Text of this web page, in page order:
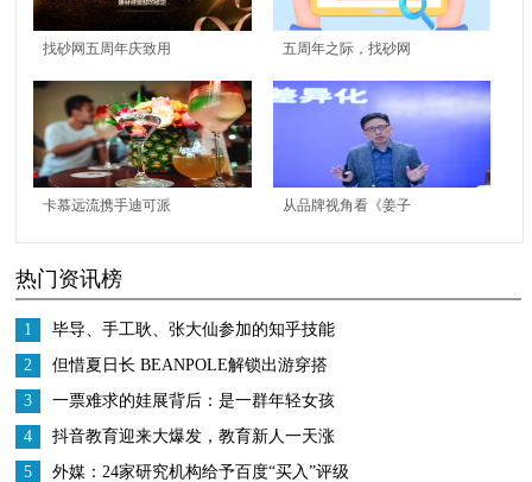
找砂网五周年庆致用
户：栉风沐雨创业路 砥
砺前行谱新篇
五周年之际，找砂网
CEO李茂清给员工的一
封信
卡慕远流携手迪可派
8号(Tequila OCHO) 开
从品牌视角看《姜子
热门资讯榜
1
毕导、手工耿、张大仙参加的知乎技能
研究所是什么？
2
但惜夏日长 BEANPOLE解锁出游穿搭
3
一票难求的娃展背后：是一群年轻女孩
从追星到创业的蝶变
4
抖音教育迎来大爆发，教育新人一天涨
粉200万
5 外媒：24家研究机构给予百度“买入”评级